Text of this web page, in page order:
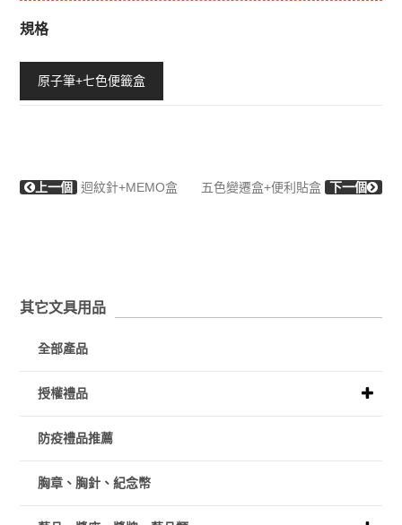
規格
原子筆+七色便籤盒
上一個 迴紋針+MEMO盒 五色變遷盒+便利貼盒 下一個
其它文具用品
全部產品
授權禮品
防疫禮品推薦
胸章、胸針、紀念幣